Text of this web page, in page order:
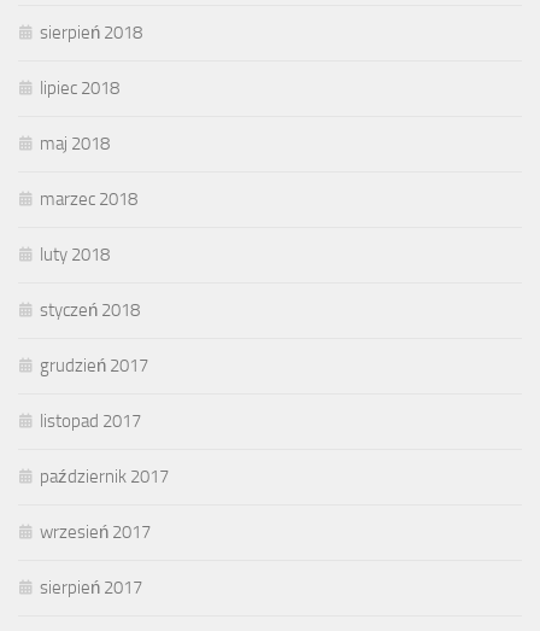
sierpień 2018
lipiec 2018
maj 2018
marzec 2018
luty 2018
styczeń 2018
grudzień 2017
listopad 2017
październik 2017
wrzesień 2017
sierpień 2017